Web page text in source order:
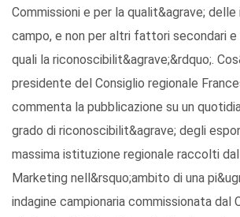
Commissioni e per la qualit&agrave;
campo, e non per altri fattori secondari e
quali la riconoscibilit&agrave;&rdquo;.
presidente del Consiglio regionale
commenta la pubblicazione su un
grado di riconoscibilit&agrave; degli
massima istituzione regionale raccolti
Marketing nell&rsquo;ambito di una
indagine campionaria commissionata dal